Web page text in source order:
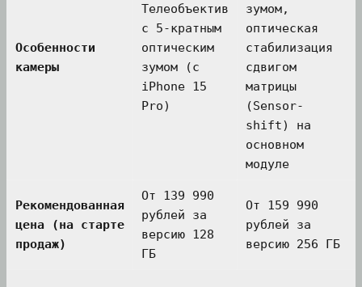
Особенности
камеры
Телеобъектив
с 5-кратным
оптическим
зумом (с
iPhone 15
Pro)
зумом,
оптическая
стабилизация
сдвигом
матрицы
(Sensor-
shift) на
основном
модуле
Рекомендованная
цена (на старте
продаж)
От 139 990
рублей за
версию 128
ГБ
От 159 990
рублей за
версию 256 ГБ